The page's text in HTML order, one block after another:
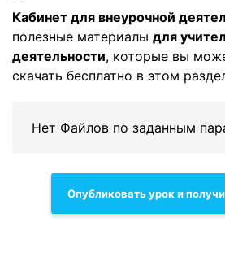
Кабинет для внеурочной
полезные материалы для
деятельности, которые вы
скачать бесплатно в этом
Нет Файлов по заданным
Опубликовать урок и